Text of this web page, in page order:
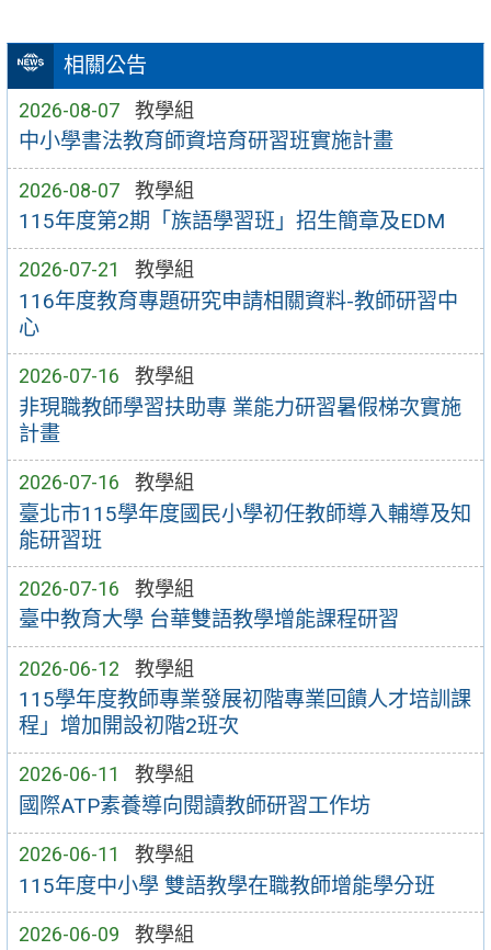
相關公告
2026-08-07 教學組
中小學書法教育師資培育研習班實施計畫
2026-08-07 教學組
115年度第2期「族語學習班」招生簡章及EDM
2026-07-21 教學組
116年度教育專題研究申請相關資料-教師研習中
心
2026-07-16 教學組
非現職教師學習扶助專 業能力研習暑假梯次實施
計畫
2026-07-16 教學組
臺北市115學年度國民小學初任教師導入輔導及知
能研習班
2026-07-16 教學組
臺中教育大學 台華雙語教學增能課程研習
2026-06-12 教學組
115學年度教師專業發展初階專業回饋人才培訓課
程」增加開設初階2班次
2026-06-11 教學組
國際ATP素養導向閱讀教師研習工作坊
2026-06-11 教學組
115年度中小學 雙語教學在職教師增能學分班
2026-06-09 教學組